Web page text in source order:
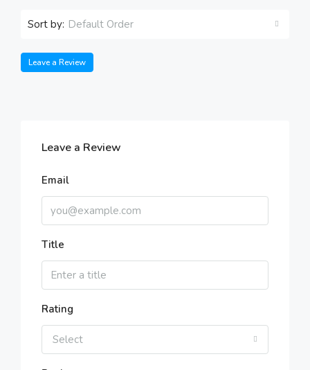
Sort by: Default Order
Leave a Review
Leave a Review
Email
Title
Rating
Select